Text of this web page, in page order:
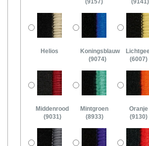
(9157) (9141)
Helios
Koningsblauw
(9074)
(6007)
Middenrood
(9031)
Mintgroen
(8933)
Oranje
(9130)